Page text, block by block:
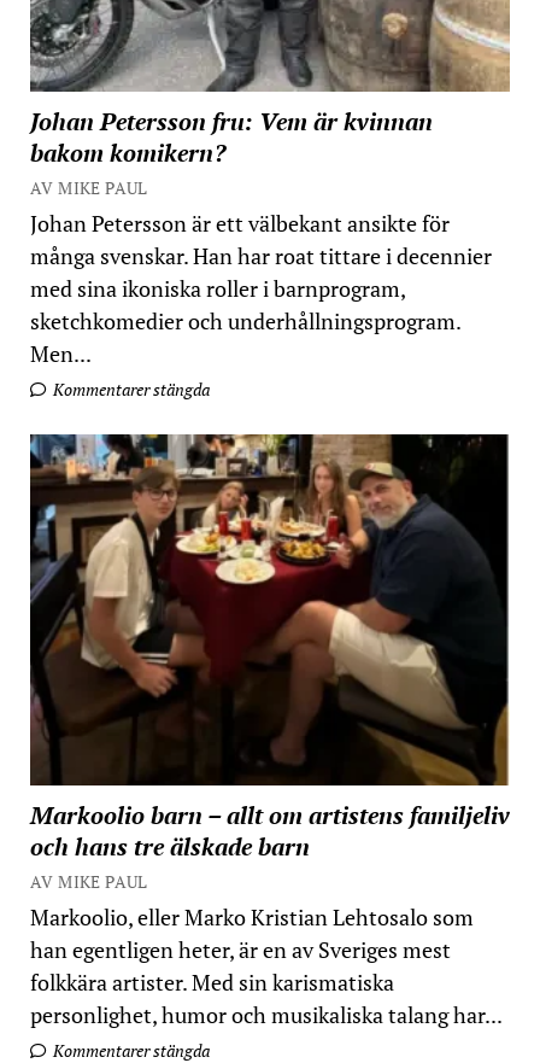
Johan Petersson fru: Vem är kvinnan
bakom komikern?
AV MIKE PAUL
Johan Petersson är ett välbekant ansikte för
många svenskar. Han har roat tittare i decennier
med sina ikoniska roller i barnprogram,
sketchkomedier och underhållningsprogram.
Men...
Kommentarer stängda
Markoolio barn – allt om artistens familjeliv
och hans tre älskade barn
AV MIKE PAUL
Markoolio, eller Marko Kristian Lehtosalo som
han egentligen heter, är en av Sveriges mest
folkkära artister. Med sin karismatiska
personlighet, humor och musikaliska talang har...
Kommentarer stängda